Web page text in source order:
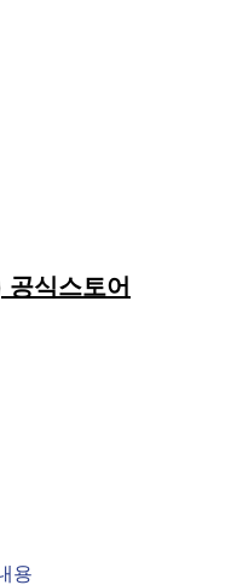
식스토어
용